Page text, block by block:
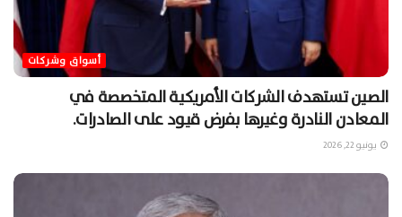
أسواق وشركات
الصين تستهدف الشركات الأمريكية المتخصصة في
المعادن النادرة وغيرها بفرض قيود على الصادرات.
يونيو 22, 2026